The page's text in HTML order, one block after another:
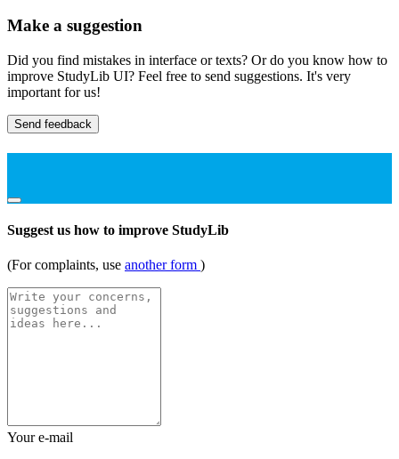
Make a suggestion
Did you find mistakes in interface or texts? Or do you know how to
improve StudyLib UI? Feel free to send suggestions. It's very
important for us!
Send feedback
Suggest us how to improve StudyLib
(For complaints, use another form )
Your e-mail